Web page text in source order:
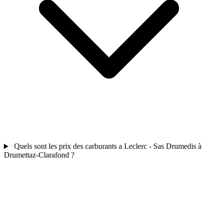
Quels sont les prix des carburants a Leclerc - Sas Drumedis à
Drumettaz-Clarafond ?